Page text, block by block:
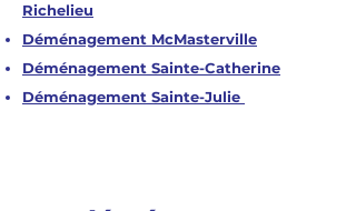
Richelieu
Déménagement McMasterville
Déménagement Sainte-Catherine
Déménagement Sainte-Julie